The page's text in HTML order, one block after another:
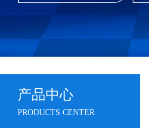
产品中心
PRODUCTS CENTER